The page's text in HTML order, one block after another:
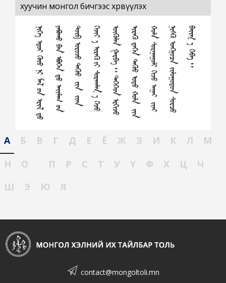
хуучин монгол бичгээс хөрвүүлэх
А Б В Г Д Е Ё Ж З И К Л
М
Н
О П Р С Т У Ү Ф Х Ц
Ч
Ш
Э Ю Я
contact@mongoltoli.mn